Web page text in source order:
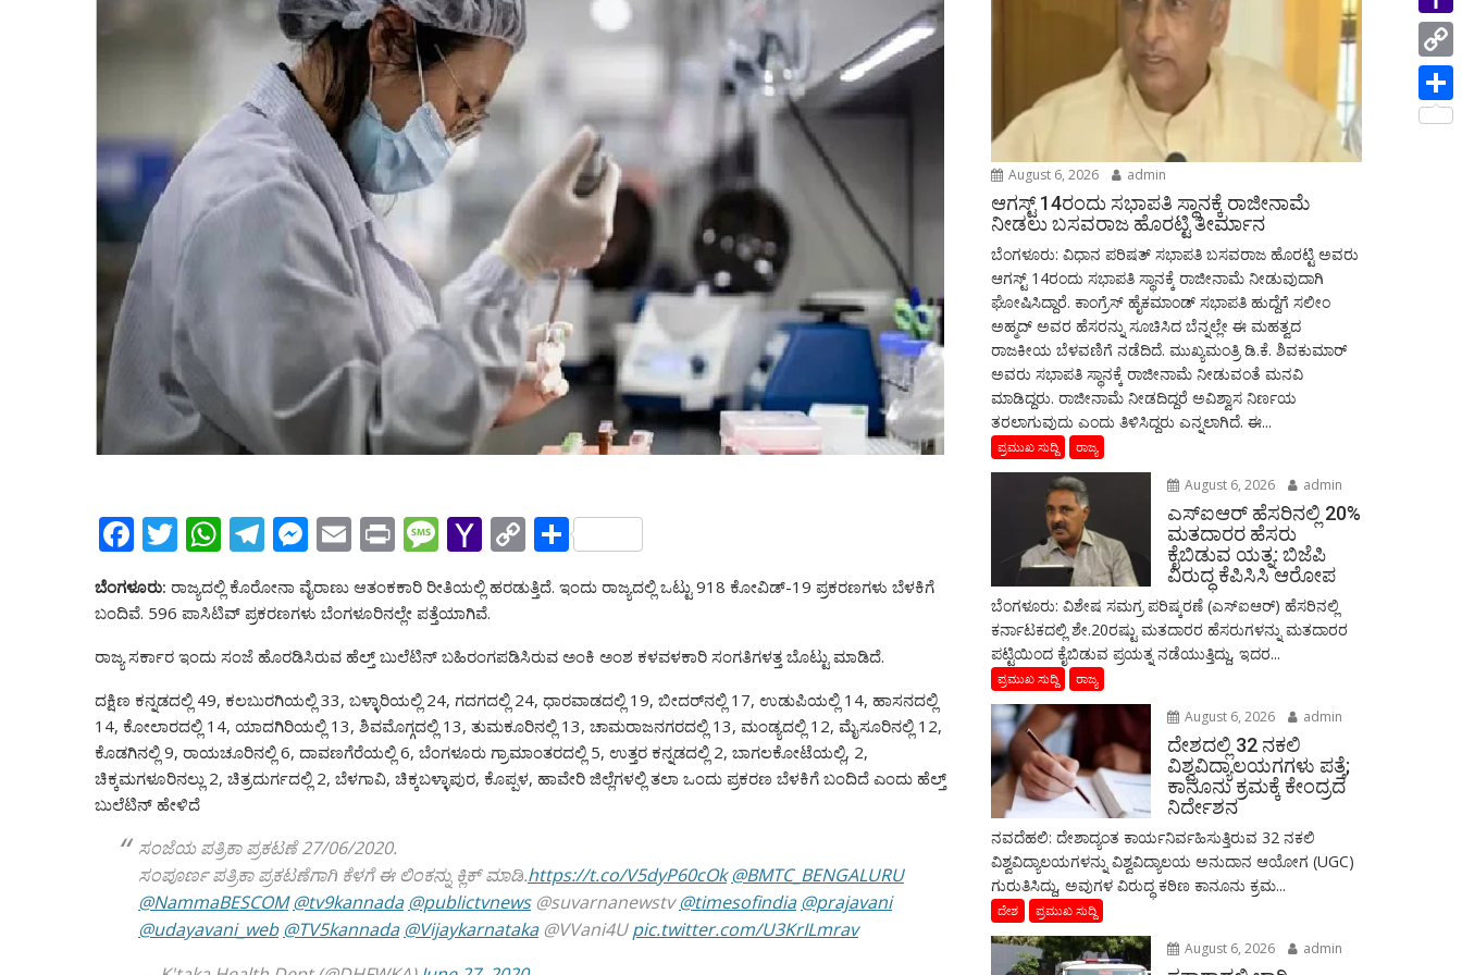
F
ac
e
o
o
k
T
w
itt
er
W
h
at
A
p
p
T
el
e
gr
a
m
M
e
ss
e
n
g
er
E
m
ai
l
Pr
in
t
M
e
ss
a
g
e
Y
a
h
o
o
M
ai
l
C
o
p
y
Li
n
k
S
h
ar
ಬೆಂಗಳೂರು: ರಾಜ್ಯದಲ್ಲಿ ಕೊರೋನಾ ವೈರಾಣು ಆತಂಕಕಾರಿ ರೀತಿಯಲ್ಲಿ ಹರಡುತ್ತಿದೆ. ಇಂದು ರಾಜ್ಯದಲ್ಲಿ ಒಟ್ಟು 918 ಕೋವಿಡ್-19 ಪ್ರಕರಣಗಳು ಬೆಳಕಿಗೆ
ಬಂದಿವೆ. 596 ಪಾಸಿಟಿವ್ ಪ್ರಕರಣಗಳು ಬೆಂಗಳೂರಿನಲ್ಲೇ ಪತ್ತೆಯಾಗಿವೆ.
ರಾಜ್ಯ ಸರ್ಕಾರ ಇಂದು ಸಂಜೆ ಹೊರಡಿಸಿರುವ ಹೆಲ್ತ್ ಬುಲೆಟಿನ್ ಬಹಿರಂಗಪಡಿಸಿರುವ ಅಂಕಿ ಅಂಶ ಕಳವಳಕಾರಿ ಸಂಗತಿಗಳತ್ತ ಬೊಟ್ಟು ಮಾಡಿದೆ.
ದಕ್ಷಿಣ ಕನ್ನಡದಲ್ಲಿ 49, ಕಲಬುರಗಿಯಲ್ಲಿ 33, ಬಳ್ಳಾರಿಯಲ್ಲಿ 24, ಗದಗದಲ್ಲಿ 24, ಧಾರವಾಡದಲ್ಲಿ 19, ಬೀದರ್‌ನಲ್ಲಿ 17, ಉಡುಪಿಯಲ್ಲಿ 14, ಹಾಸನದಲ್ಲಿ
14, ಕೋಲಾರದಲ್ಲಿ 14, ಯಾದಗಿರಿಯಲ್ಲಿ 13, ಶಿವಮೊಗ್ಗದಲ್ಲಿ 13, ತುಮಕೂರಿನಲ್ಲಿ 13, ಚಾಮರಾಜನಗರದಲ್ಲಿ 13, ಮಂಡ್ಯದಲ್ಲಿ 12, ಮೈಸೂರಿನಲ್ಲಿ 12,
ಕೊಡಗಿನಲ್ಲಿ 9, ರಾಯಚೂರಿನಲ್ಲಿ 6, ದಾವಣಗೆರೆಯಲ್ಲಿ 6, ಬೆಂಗಳೂರು ಗ್ರಾಮಾಂತರದಲ್ಲಿ 5, ಉತ್ತರ ಕನ್ನಡದಲ್ಲಿ 2, ಬಾಗಲಕೋಟೆಯಲ್ಲಿ, 2,
ಚಿಕ್ಕಮಗಳೂರಿನಲ್ಲು 2, ಚಿತ್ರದುರ್ಗದಲ್ಲಿ 2, ಬೆಳಗಾವಿ, ಚಿಕ್ಕಬಳ್ಳಾಪುರ, ಕೊಪ್ಪಳ, ಹಾವೇರಿ ಜಿಲ್ಲೆಗಳಲ್ಲಿ ತಲಾ ಒಂದು ಪ್ರಕರಣ ಬೆಳಕಿಗೆ ಬಂದಿದೆ ಎಂದು ಹೆಲ್ತ್
ಬುಲೆಟಿನ್ ಹೇಳಿದೆ
ಸಂಜೆಯ ಪತ್ರಿಕಾ ಪ್ರಕಟಣೆ 27/06/2020.
ಸಂಪೂರ್ಣ ಪತ್ರಿಕಾ ಪ್ರಕಟಣೆಗಾಗಿ ಕೆಳಗೆ ಈ ಲಿಂಕನ್ನು ಕ್ಲಿಕ್ ಮಾಡಿ.https://t.co/V5dyP60cOk @BMTC_BENGALURU
@NammaBESCOM @tv9kannada @publictvnews@suvarnanewstv@timesofindia @prajavani
@udayavani_web @TV5kannada @Vijaykarnataka@VVani4Upic.twitter.com/U3KrILmrav
August 6, 2026 admin
ಆಗಸ್ಟ್‌ 14ರಂದು ಸಭಾಪತಿ ಸ್ಥಾನಕ್ಕೆ ರಾಜೀನಾಮೆ
ನೀಡಲು ಬಸವರಾಜ ಹೊರಟ್ಟಿ ತೀರ್ಮಾನ
ಬೆಂಗಳೂರು: ವಿಧಾನ ಪರಿಷತ್ ಸಭಾಪತಿ ಬಸವರಾಜ ಹೊರಟ್ಟಿ ಅವರು
ಆಗಸ್ಟ್‌ 14ರಂದು ಸಭಾಪತಿ ಸ್ಥಾನಕ್ಕೆ ರಾಜೀನಾಮೆ ನೀಡುವುದಾಗಿ
ಘೋಷಿಸಿದ್ದಾರೆ. ಕಾಂಗ್ರೆಸ್ ಹೈಕಮಾಂಡ್ ಸಭಾಪತಿ ಹುದ್ದೆಗೆ ಸಲೀಂ
ಅಹ್ಮದ್ ಅವರ ಹೆಸರನ್ನು ಸೂಚಿಸಿದ ಬೆನ್ನಲ್ಲೇ ಈ ಮಹತ್ವದ
ರಾಜಕೀಯ ಬೆಳವಣಿಗೆ ನಡೆದಿದೆ. ಮುಖ್ಯಮಂತ್ರಿ ಡಿ.ಕೆ. ಶಿವಕುಮಾರ್
ಅವರು ಸಭಾಪತಿ ಸ್ಥಾನಕ್ಕೆ ರಾಜೀನಾಮೆ ನೀಡುವಂತೆ ಮನವಿ
ಮಾಡಿದ್ದರು. ರಾಜೀನಾಮೆ ನೀಡದಿದ್ದರೆ ಅವಿಶ್ವಾಸ ನಿರ್ಣಯ
ತರಲಾಗುವುದು ಎಂದು ತಿಳಿಸಿದ್ದರು ಎನ್ನಲಾಗಿದೆ. ಈ...
ಪ್ರಮುಖ ಸುದ್ದಿ ರಾಜ್ಯ
August 6, 2026 admin
ಎಸ್‌ಐಆರ್‌ ಹೆಸರಿನಲ್ಲಿ 20%
ಮತದಾರರ ಹೆಸರು
ಕೈಬಿಡುವ ಯತ್ನ: ಬಿಜೆಪಿ
ವಿರುದ್ಧ ಕೆಪಿಸಿಸಿ ಆರೋಪ
ಬೆಂಗಳೂರು: ವಿಶೇಷ ಸಮಗ್ರ ಪರಿಷ್ಕರಣೆ (ಎಸ್‌ಐಆರ್‌) ಹೆಸರಿನಲ್ಲಿ
ಕರ್ನಾಟಕದಲ್ಲಿ ಶೇ.20ರಷ್ಟು ಮತದಾರರ ಹೆಸರುಗಳನ್ನು ಮತದಾರರ
ಪಟ್ಟಿಯಿಂದ ಕೈಬಿಡುವ ಪ್ರಯತ್ನ ನಡೆಯುತ್ತಿದ್ದು, ಇದರ...
ಪ್ರಮುಖ ಸುದ್ದಿ ರಾಜ್ಯ
August 6, 2026 admin
ದೇಶದಲ್ಲಿ 32 ನಕಲಿ
ವಿಶ್ವವಿದ್ಯಾಲಯಗಗಳು ಪತ್ತೆ;
ಕಾನೂನು ಕ್ರಮಕ್ಕೆ ಕೇಂದ್ರದ
ನಿರ್ದೇಶನ
ನವದೆಹಲಿ: ದೇಶಾದ್ಯಂತ ಕಾರ್ಯನಿರ್ವಹಿಸುತ್ತಿರುವ 32 ನಕಲಿ
ವಿಶ್ವವಿದ್ಯಾಲಯಗಳನ್ನು ವಿಶ್ವವಿದ್ಯಾಲಯ ಅನುದಾನ ಆಯೋಗ (UGC)
ಗುರುತಿಸಿದ್ದು, ಅವುಗಳ ವಿರುದ್ಧ ಕಠಿಣ ಕಾನೂನು ಕ್ರಮ...
ದೇಶ ಪ್ರಮುಖ ಸುದ್ದಿ
August 6, 2026 admin
p
a
m
n
g
e
ii
n
e
s
s
a
Y
a
h
C
o
S